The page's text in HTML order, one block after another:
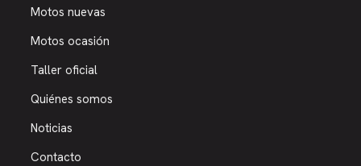
Motos nuevas
Motos ocasión
Taller oficial
Quiénes somos
Noticias
Contacto